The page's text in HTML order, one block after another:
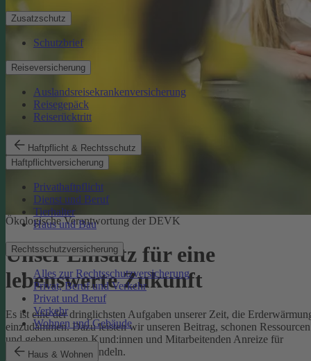
Zusatzschutz
Schutzbrief
Reiseversicherung
Auslandsreisekrankenversicherung
Reisegepäck
Reiserücktritt
Haftpflicht & Rechtsschutz
Haftpflichtversicherung
Privathaftpflicht
Dienst und Beruf
Tierhalter
Haus und Bau
Rechtsschutzversicherung
Alles zur Rechtsschutzversicherung
Privat, Beruf und Verkehr
Privat und Beruf
Verkehr
Wohnen und Gebäude
Haus & Wohnen
Ökologische Verantwortung der DEVK
Unser Einsatz für eine
lebenswerte Zukunft
Es ist eine der dringlichsten Aufgaben unserer Zeit, die
einzudämmen. Dazu leisten wir unseren Beitrag, schonen Ressourcen
und geben unseren Kund:innen und Mitarbeitenden Anreize für
umweltbewusstes Handeln.